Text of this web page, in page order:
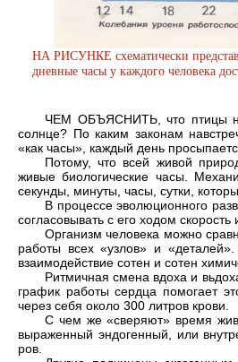
НА РИСУНКЕ схематически
дневные часы у каждого человека
ЧЕМ ОБЪЯСНИТЬ, что птицы
солнце? По каким законам
«как часы», каждый день
Потому, что всей живой
живые биологические часы.
секунды, минуты, часы, сутки,
В процессе эволюционного
сог­ласовывать с его ходом
Организм человека можно
работы всех «узлов» и
взаимодействие сотен и сотен
Ритмичная смена вдоха и
график работы сердца помогает
через себя около 300 литров крови.
С чем же «сверяют» время
выраженный эндогенный, или
ров.